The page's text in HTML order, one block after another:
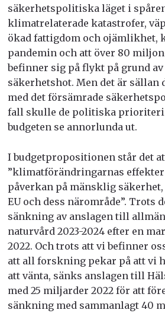
säkerhetspolitiska läget i
klimatrelaterade katastrofer,
ökad fattigdom och ojämlikhet,
pandemin och att över 80
befinner sig på flykt på grund av
säkerhetshot. Men det är sällan
med det försämrade
fall skulle de politiska
budgeten se annorlunda ut.
I budgetpropositionen står det
”klimatförändringarnas
påverkan på mänsklig
EU och dess närområde”. Trots
sänkning av anslagen till
naturvård 2023-2024 efter en
2022. Och trots att vi befinner
att all forskning pekar på att vi
att vänta, sänks anslagen till
med 25 miljarder 2022 för att
sänkning med sammanlagt 40